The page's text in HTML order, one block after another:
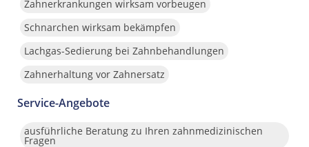
Zahnerkrankungen wirksam vorbeugen
Schnarchen wirksam bekämpfen
Lachgas-Sedierung bei Zahnbehandlungen
Zahnerhaltung vor Zahnersatz
Service-Angebote
ausführliche Beratung zu Ihren zahnmedizinischen
Fragen